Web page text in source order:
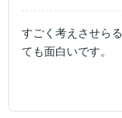
すごく考えさせら
ても面白いです。